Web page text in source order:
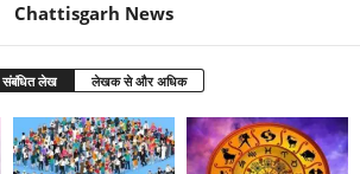
Chattisgarh News
संबंधित लेख लेखक से और अधिक